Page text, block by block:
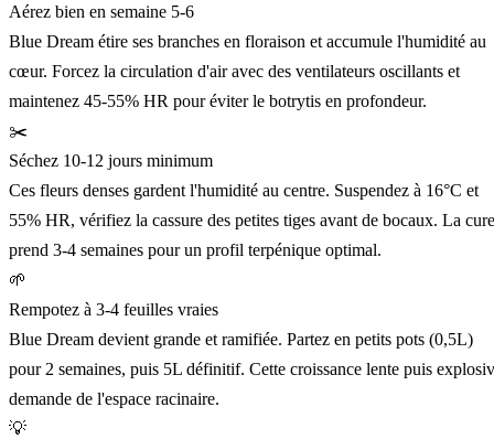
Aérez bien en semaine 5-6
Blue Dream étire ses branches en floraison et accumule l'humidité au
cœur. Forcez la circulation d'air avec des ventilateurs oscillants et
maintenez 45-55% HR pour éviter le botrytis en profondeur.
✂️
Séchez 10-12 jours minimum
Ces fleurs denses gardent l'humidité au centre. Suspendez à 16°C et
55% HR, vérifiez la cassure des petites tiges avant de bocaux. La cure
prend 3-4 semaines pour un profil terpénique optimal.
🌱
Rempotez à 3-4 feuilles vraies
Blue Dream devient grande et ramifiée. Partez en petits pots (0,5L)
pour 2 semaines, puis 5L définitif. Cette croissance lente puis
demande de l'espace racinaire.
💡